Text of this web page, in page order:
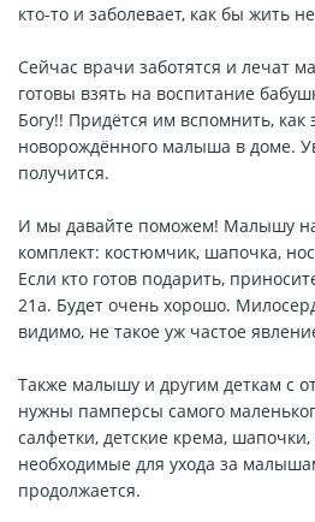
кто-то и заболевает, как бы жить
Сейчас врачи заботятся и лечат
готовы взять на воспитание
Богу!! Придётся им вспомнить, как
новорождённого малыша в доме.
получится.
И мы давайте поможем! Малышу
комплект: костюмчик, шапочка,
Если кто готов подарить,
21а. Будет очень хорошо.
видимо, не такое уж частое
Также малышу и другим деткам с
нужны памперсы самого
салфетки, детские крема,
необходимые для ухода за
продолжается.